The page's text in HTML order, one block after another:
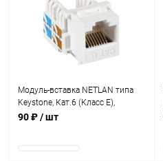
В наличии
Модуль-вставка NETLAN типа
Keystone, Кат.6 (Класс E),
250МГц, RJ45/8P8C,
90 ₽/ шт